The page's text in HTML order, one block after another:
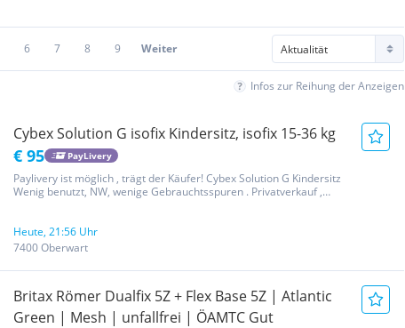
6 7 8 9 Weiter
Infos zur Reihung der Anzeigen
Cybex Solution G isofix Kindersitz, isofix 15-36 kg
€ 95 PayLivery
Paylivery ist möglich , trägt der Käufer! Cybex Solution G Kindersitz
Wenig benutzt, NW, wenige Gebrauchtsspuren . Privatverkauf ,
Heute, 21:56 Uhr
7400 Oberwart
Britax Römer Dualfix 5Z + Flex Base 5Z | Atlantic
Green | Mesh | unfallfrei | ÖAMTC Gut